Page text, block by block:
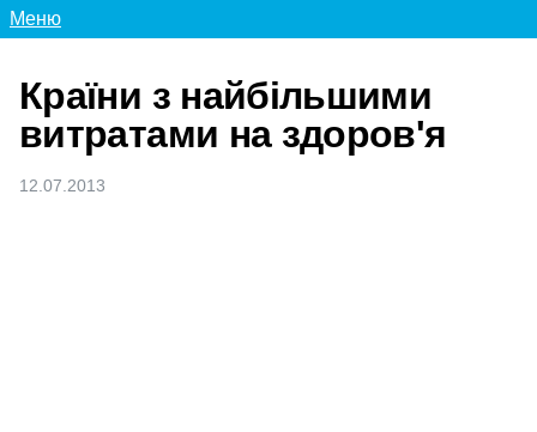
Меню
Країни з найбільшими
витратами на здоров'я
12.07.2013